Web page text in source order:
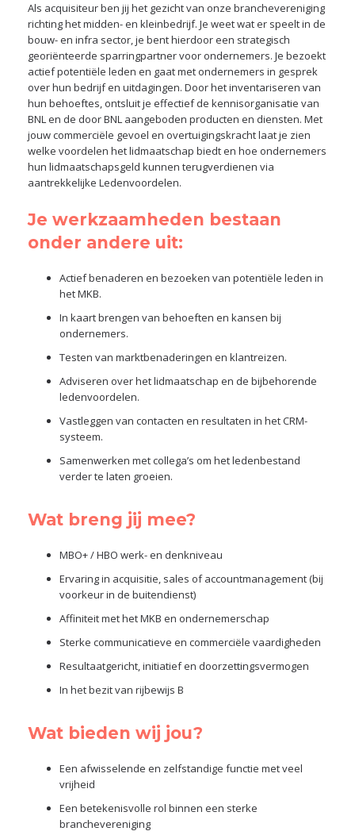
Als acquisiteur ben jij het gezicht van onze branchevereniging
richting het midden- en kleinbedrijf. Je weet wat er speelt in de
bouw- en infra sector, je bent hierdoor een strategisch
georiënteerde sparringpartner voor ondernemers. Je bezoekt
actief potentiële leden en gaat met ondernemers in gesprek
over hun bedrijf en uitdagingen. Door het inventariseren van
hun behoeftes, ontsluit je effectief de kennisorganisatie van
BNL en de door BNL aangeboden producten en diensten. Met
jouw commerciële gevoel en overtuigingskracht laat je zien
welke voordelen het lidmaatschap biedt en hoe ondernemers
hun lidmaatschapsgeld kunnen terugverdienen via
aantrekkelijke Ledenvoordelen.
Je werkzaamheden bestaan
onder andere uit:
Actief benaderen en bezoeken van potentiële leden in
het MKB.
In kaart brengen van behoeften en kansen bij
ondernemers.
Testen van marktbenaderingen en klantreizen.
Adviseren over het lidmaatschap en de bijbehorende
ledenvoordelen.
Vastleggen van contacten en resultaten in het CRM-
systeem.
Samenwerken met collega’s om het ledenbestand
verder te laten groeien.
Wat breng jij mee?
MBO+ / HBO werk- en denkniveau
Ervaring in acquisitie, sales of accountmanagement (bij
voorkeur in de buitendienst)
Affiniteit met het MKB en ondernemerschap
Sterke communicatieve en commerciële vaardigheden
Resultaatgericht, initiatief en doorzettingsvermogen
In het bezit van rijbewijs B
Wat bieden wij jou?
Een afwisselende en zelfstandige functie met veel
vrijheid
Een betekenisvolle rol binnen een sterke
branchevereniging